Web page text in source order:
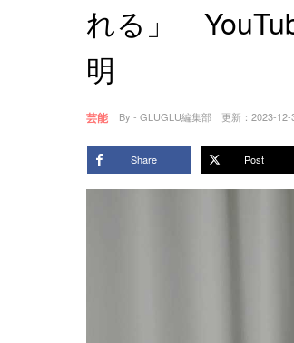
れる」
明
芸能 By - GLUGLU編集部 更新： 2023-12-
Share Post